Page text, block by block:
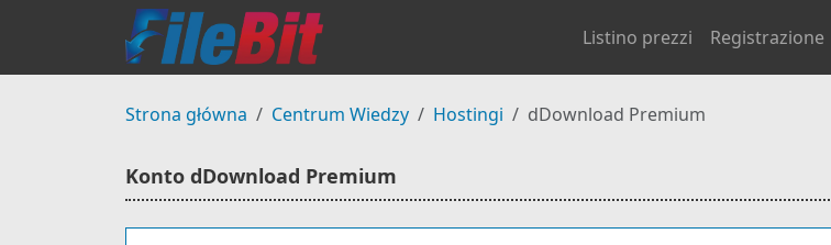
Listino prezzi Registrazione
Strona główna Centrum Wiedzy Hostingi dDownload Premium
Konto dDownload Premium